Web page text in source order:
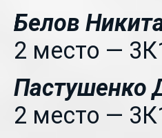
Белов
2 место —
Пастушенко
2 место —